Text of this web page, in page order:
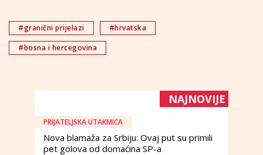
#granični prijelazi
#hrvatska
#bosna i hercegovina
NAJNOVIJE
PRIJATELJSKA UTAKMICA
Nova blamaža za Srbiju: Ovaj put su primili
pet golova od domaćina SP-a